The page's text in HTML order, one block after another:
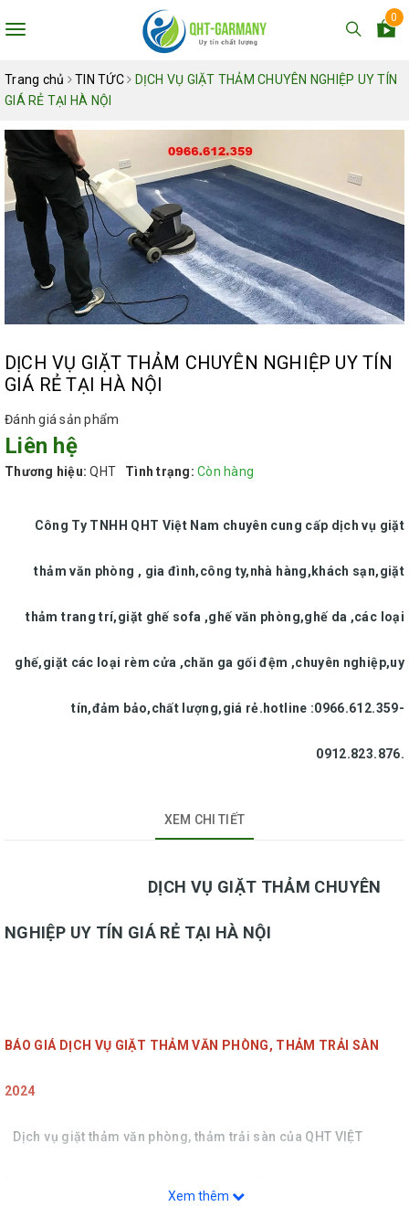
Toggle
0
Trang chủ TIN TỨC
DỊCH VỤ GIẶT THẢM CHUYÊN NGHIỆP UY TÍN
GIÁ RẺ TẠI HÀ NỘI
DỊCH VỤ GIẶT THẢM CHUYÊN NGHIỆP UY TÍN
GIÁ RẺ TẠI HÀ NỘI
Đánh giá sản phẩm
Liên hệ
Thương hiệu: QHT Tình trạng: Còn hàng
Công Ty TNHH QHT Việt Nam chuyên cung cấp dịch vụ giặt
thảm văn phòng , gia đình,công ty,nhà hàng,khách sạn,giặt
thảm trang trí,giặt ghế sofa ,ghế văn phòng,ghế da ,các loại
ghế,giặt các loại rèm cửa ,chăn ga gối đệm ,chuyên nghiệp,uy
tín,đảm bảo,chất lượng,giá rẻ.hotline :0966.612.359-
0912.823.876.
XEM CHI TIẾT
DỊCH VỤ GIẶT THẢM CHUYÊN
NGHIỆP UY TÍN GIÁ RẺ TẠI HÀ NỘI
BÁO GIÁ DỊCH VỤ GIẶT THẢM VĂN PHÒNG, THẢM TRẢI SÀN
2024
Dịch vụ giặt thảm văn phòng, thảm trải sàn của QHT VIỆT
Xem thêm